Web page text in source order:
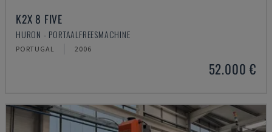
K2X 8 FIVE
HURON - PORTAALFREESMACHINE
PORTUGAL 2006
52.000 €